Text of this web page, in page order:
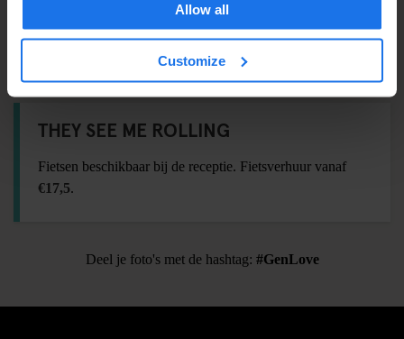
Allow all
Customize
THEY SEE ME ROLLING
Fietsen beschikbaar bij de receptie. Fietsverhuur vanaf
€17,5.
Deel je foto's met de hashtag: #GenLove